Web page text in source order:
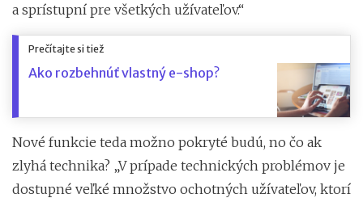
a sprístupní pre všetkých užívateľov.“
Prečítajte si tiež
Ako rozbehnúť vlastný e-shop?
Nové funkcie teda možno pokryté budú, no čo ak
zlyhá technika? „V prípade technických problémov je
dostupné veľké množstvo ochotných užívateľov, ktorí